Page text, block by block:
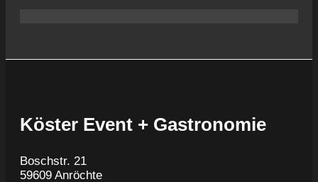
Köster Event + Gastronomie
Boschstr. 21
59609 Anröchte